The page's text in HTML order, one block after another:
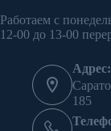
Работаем с
12-00 до 13-00
Адрес:
185